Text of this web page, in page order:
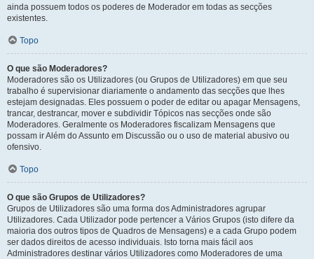
ainda possuem todos os poderes de Moderador em todas as secções
existentes.
Topo
O que são Moderadores?
Moderadores são os Utilizadores (ou Grupos de Utilizadores) em que seu
trabalho é supervisionar diariamente o andamento das secções que lhes
estejam designadas. Eles possuem o poder de editar ou apagar Mensagens,
trancar, destrancar, mover e subdividir Tópicos nas secções onde são
Moderadores. Geralmente os Moderadores fiscalizam Mensagens que
possam ir Além do Assunto em Discussão ou o uso de material abusivo ou
ofensivo.
Topo
O que são Grupos de Utilizadores?
Grupos de Utilizadores são uma forma dos Administradores agrupar
Utilizadores. Cada Utilizador pode pertencer a Vários Grupos (isto difere da
maioria dos outros tipos de Quadros de Mensagens) e a cada Grupo podem
ser dados direitos de acesso individuais. Isto torna mais fácil aos
Administradores destinar vários Utilizadores como Moderadores de uma